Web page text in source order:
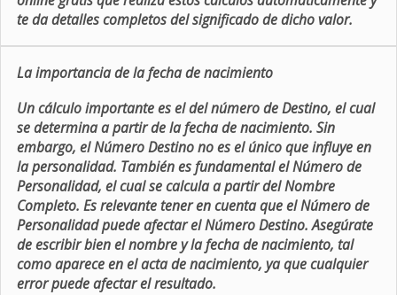
te da detalles completos del significado de dicho valor.
La importancia de la fecha de nacimiento
Un cálculo importante es el del número de Destino, el cual
se determina a partir de la fecha de nacimiento. Sin
embargo, el Número Destino no es el único que influye en
la personalidad. También es fundamental el Número de
Personalidad, el cual se calcula a partir del Nombre
Completo. Es relevante tener en cuenta que el Número de
Personalidad puede afectar el Número Destino. Asegúrate
de escribir bien el nombre y la fecha de nacimiento, tal
como aparece en el acta de nacimiento, ya que cualquier
error puede afectar el resultado.